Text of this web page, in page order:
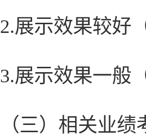
2.展示效果较好
3.展示效果一般
（三）相关业